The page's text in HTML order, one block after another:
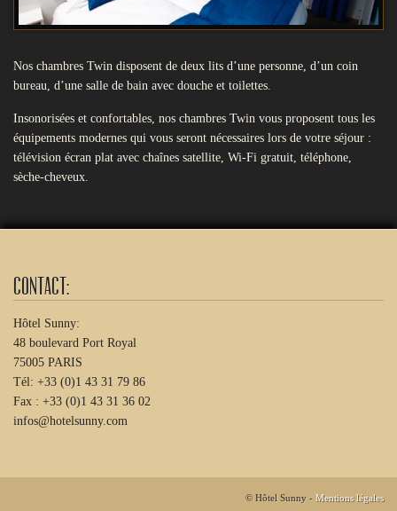
Nos chambres Twin disposent de deux lits d’une personne, d’un coin
bureau, d’une salle de bain avec douche et toilettes.
Insonorisées et confortables, nos chambres Twin vous proposent tous les
équipements modernes qui vous seront nécessaires lors de votre séjour :
télévision écran plat avec chaînes satellite, Wi-Fi gratuit, téléphone,
sèche-cheveux.
Contact:
Hôtel Sunny:
48 boulevard Port Royal
75005 PARIS
Tél: +33 (0)1 43 31 79 86
Fax : +33 (0)1 43 31 36 02
infos@hotelsunny.com
© Hôtel Sunny - Mentions légales